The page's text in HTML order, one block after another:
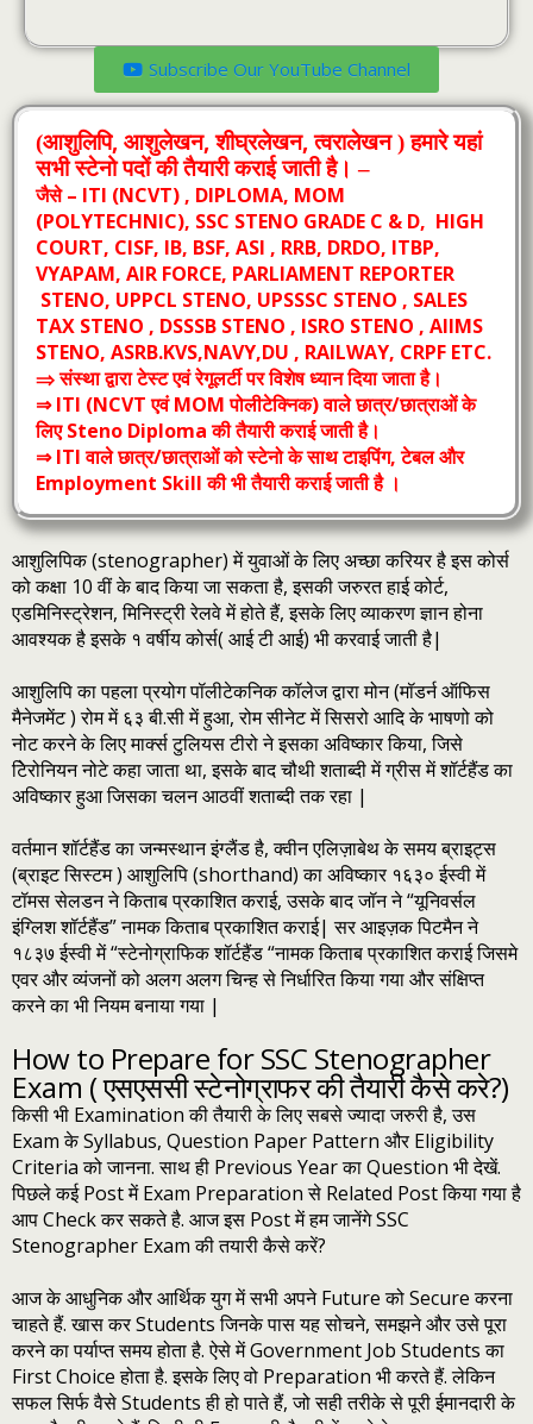
Subscribe Our YouTube Channel
(आशुलिपि, आशुलेखन, शीघ्रलेखन, त्‍वरालेखन ) हमारे यहां
सभी स्‍टेनो पदों की तैयारी कराई जाती है। –
जैसे – ITI (NCVT) , DIPLOMA, MOM
(POLYTECHNIC), SSC STENO GRADE C & D, HIGH
COURT, CISF, IB, BSF, ASI , RRB, DRDO, ITBP,
VYAPAM, AIR FORCE, PARLIAMENT REPORTER
STENO, UPPCL STENO, UPSSSC STENO , SALES
TAX STENO , DSSSB STENO , ISRO STENO , AIIMS
STENO, ASRB.KVS,NAVY,DU , RAILWAY, CRPF ETC.
⇒ संस्‍था द्वारा टेस्‍ट एवं रेगूलर्टी पर विशेष ध्‍यान दिया जाता है।
⇒ ITI (NCVT एवं MOM पोलीटेक्निक) वाले छात्र/छात्राओं के
लिए Steno Diploma की तैयारी कराई जाती है।
⇒ ITI वाले छात्र/छात्राओं को स्‍टेनो के साथ टाइपिंग, टेबल और
Employment Skill की भी तैयारी कराई जाती है ।
आशुलिपिक (stenographer) में युवाओं के लिए अच्छा करियर है इस कोर्स
को कक्षा 10 वीं के बाद किया जा सकता है, इसकी जरुरत हाई कोर्ट,
एडमिनिस्ट्रेशन, मिनिस्ट्री रेलवे में होते हैं, इसके लिए व्याकरण ज्ञान होना
आवश्यक है इसके १ वर्षीय कोर्स( आई टी आई) भी करवाई जाती है|
आशुलिपि का पहला प्रयोग पॉलीटेकनिक कॉलेज द्वारा मोन (मॉडर्न ऑफिस
मैनेजमेंट ) रोम में ६३ बी.सी में हुआ, रोम सीनेट में सिसरो आदि के भाषणो को
नोट करने के लिए मार्क्स टुलियस टीरो ने इसका अविष्कार किया, जिसे
टिेरोनियन नोटे कहा जाता था, इसके बाद चौथी शताब्दी में ग्रीस में शॉर्टहैंड का
अविष्कार हुआ जिसका चलन आठवीं शताब्दी तक रहा |
वर्तमान शॉर्टहैंड का जन्मस्थान इंग्लैंड है, क्वीन एलिज़ाबेथ के समय ब्राइट्स
(ब्राइट सिस्टम ) आशुलिपि (shorthand) का अविष्कार १६३० ईस्वी में
टॉमस सेलडन ने किताब प्रकाशित कराई, उसके बाद जॉन ने “यूनिवर्सल
इंग्लिश शॉर्टहैंड” नामक किताब प्रकाशित कराई| सर आइज़क पिटमैन ने
१८३७ ईस्वी में “स्टेनोग्राफिक शॉर्टहैंड “नामक किताब प्रकाशित कराई जिसमे
एवर और व्यंजनों को अलग अलग चिन्ह से निर्धारित किया गया और संक्षिप्त
करने का भी नियम बनाया गया |
How to Prepare for SSC Stenographer
Exam ( एसएससी स्टेनोग्राफर की तैयारी कैसे करे?)
किसी भी Examination की तैयारी के लिए सबसे ज्यादा जरुरी है, उस
Exam के Syllabus, Question Paper Pattern और Eligibility
Criteria को जानना. साथ ही Previous Year का Question भी देखें.
पिछले कई Post में Exam Preparation से Related Post किया गया है
आप Check कर सकते है. आज इस Post में हम जानेंगे SSC
Stenographer Exam की तयारी कैसे करें?
आज के आधुनिक और आर्थिक युग में सभी अपने Future को Secure करना
चाहते हैं. खास कर Students जिनके पास यह सोचने, समझने और उसे पूरा
करने का पर्याप्त समय होता है. ऐसे में Government Job Students का
First Choice होता है. इसके लिए वो Preparation भी करते हैं. लेकिन
सफल सिर्फ वैसे Students ही हो पाते हैं, जो सही तरीके से पूरी ईमानदारी के